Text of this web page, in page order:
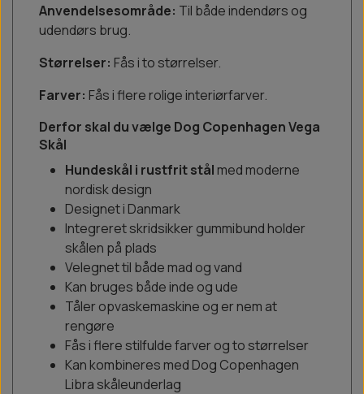
Anvendelsesområde: Til både indendørs og
udendørs brug.
Størrelser: Fås i to størrelser.
Farver: Fås i flere rolige interiørfarver.
Derfor skal du vælge Dog Copenhagen Vega
Skål
Hundeskål i rustfrit stål med moderne
nordisk design
Designet i Danmark
Integreret skridsikker gummibund holder
skålen på plads
Velegnet til både mad og vand
Kan bruges både inde og ude
Tåler opvaskemaskine og er nem at
rengøre
Fås i flere stilfulde farver og to størrelser
Kan kombineres med Dog Copenhagen
Libra skåleunderlag